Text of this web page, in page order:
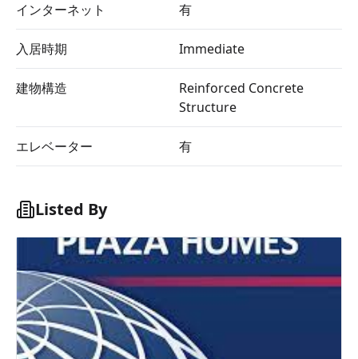
インターネット 有
入居時期 Immediate
建物構造
Reinforced Concrete
Structure
エレベーター 有
Listed By